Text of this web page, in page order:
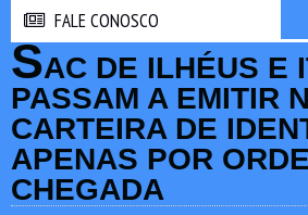
FALE CONOSCO
SAC DE ILHÉUS E
PASSAM A EMITIR
CARTEIRA DE
APENAS POR
CHEGADA